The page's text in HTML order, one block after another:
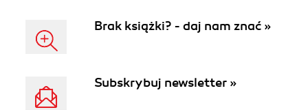
Brak książki? - daj nam znać »
Subskrybuj newsletter »